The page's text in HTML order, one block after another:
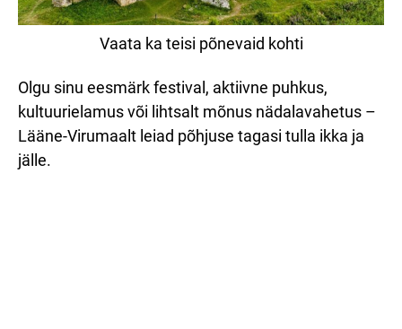
Vaata ka teisi põnevaid kohti
Olgu sinu eesmärk festival, aktiivne puhkus,
kultuurielamus või lihtsalt mõnus nädalavahetus –
Lääne-Virumaalt leiad põhjuse tagasi tulla ikka ja
jälle.